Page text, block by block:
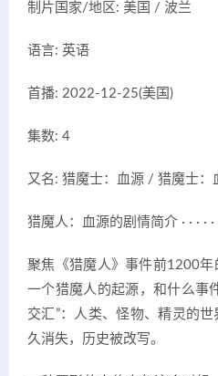
制片国家/地区: 美国 / 波兰
语言: 英语
首播: 2022-12-25(美国)
集数: 4
又名: 猎魔士：血源 / 猎魔士：
猎魔人：血源的剧情简介 · · · · ·
聚焦《猎魔人》事件前1200
一个猎魔人的起源，和什么事
交汇”：人类、怪物、精灵的
久消失，历史被改写。